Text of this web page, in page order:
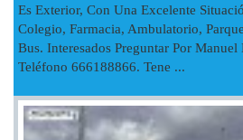
Es Exterior, Con Una Excelente
Colegio, Farmacia, Ambulatorio,
Bus. Interesados Preguntar Por
Teléfono 666188866. Tene ...